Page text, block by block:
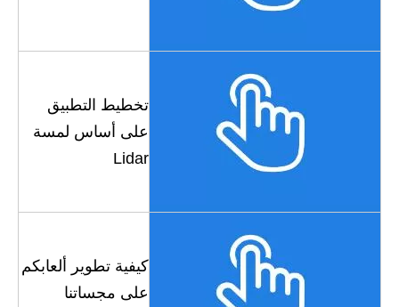
تخطيط التطبيق
على أساس لمسة
Lidar
كيفية تطوير ألعابكم
على مجساتنا